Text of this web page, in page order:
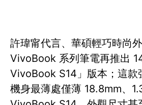
許瑋甯代言、華碩輕巧時尚
VivoBook 系列筆電再推出
VivoBook S14」版本；這款
機身最薄處僅薄 18.8mm、